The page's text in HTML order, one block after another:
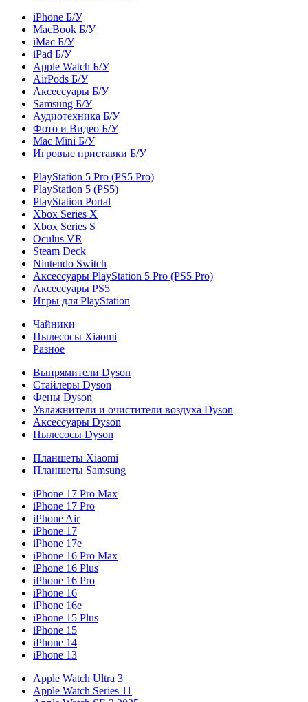
iPhone Б/У
MacBook Б/У
iMac Б/У
iPad Б/У
Apple Watch Б/У
AirPods Б/У
Аксессуары Б/У
Samsung Б/У
Аудиотехника Б/У
Фото и Видео Б/У
Mac Mini Б/У
Игровые приставки Б/У
PlayStation 5 Pro (PS5 Pro)
PlayStation 5 (PS5)
PlayStation Portal
Xbox Series X
Xbox Series S
Oculus VR
Steam Deck
Nintendo Switch
Аксессуары PlayStation 5 Pro (PS5 Pro)
Аксессуары PS5
Игры для PlayStation
Чайники
Пылесосы Xiaomi
Разное
Выпрямители Dyson
Стайлеры Dyson
Фены Dyson
Увлажнители и очистители воздуха Dyson
Аксессуары Dyson
Пылесосы Dyson
Планшеты Xiaomi
Планшеты Samsung
iPhone 17 Pro Max
iPhone 17 Pro
iPhone Air
iPhone 17
iPhone 17e
iPhone 16 Pro Max
iPhone 16 Plus
iPhone 16 Pro
iPhone 16
iPhone 16e
iPhone 15 Plus
iPhone 15
iPhone 14
iPhone 13
Apple Watch Ultra 3
Apple Watch Series 11